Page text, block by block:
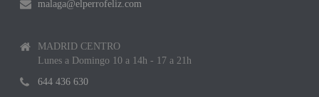
malaga@elperrofeliz.com
MADRID CENTRO
Lunes a Domingo 10 a 14h - 17 a 21h
644 436 630